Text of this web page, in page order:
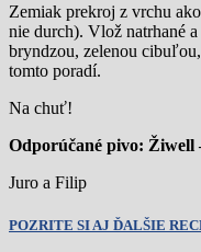
Zemiak prekroj z vrchu
nie durch). Vlož natrhané
bryndzou, zelenou
tomto poradí.
Na chuť!
Odporúčané pivo: Žiwell
Juro a Filip
POZRITE SI AJ ĎALŠIE